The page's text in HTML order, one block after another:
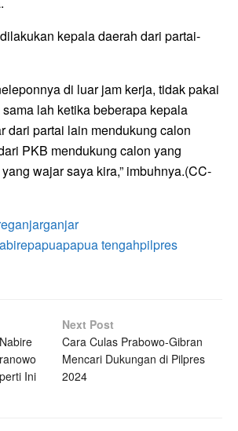
kepala daerah dari partai-
di luar jam kerja, tidak pakai
lah ketika beberapa kepala
dari partai lain mendukung calon
PKB mendukung calon yang
wajar saya kira,” imbuhnya.(CC-
ganjarganjar
papuapapua tengahpilpres
Ini
Next Post
Cara Culas Prabowo-Gibran
Mencari Dukungan di Pilpres
2024